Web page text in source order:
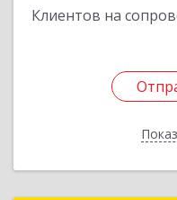
Клиентов на